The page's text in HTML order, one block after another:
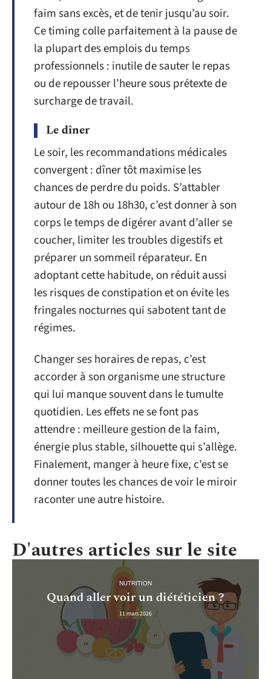
faim sans excès, et de tenir jusqu’au soir.
Ce timing colle parfaitement à la pause de
la plupart des emplois du temps
professionnels : inutile de sauter le repas
ou de repousser l’heure sous prétexte de
surcharge de travail.
Le dîner
Le soir, les recommandations médicales
convergent : dîner tôt maximise les
chances de perdre du poids. S’attabler
autour de 18h ou 18h30, c’est donner à son
corps le temps de digérer avant d’aller se
coucher, limiter les troubles digestifs et
préparer un sommeil réparateur. En
adoptant cette habitude, on réduit aussi
les risques de constipation et on évite les
fringales nocturnes qui sabotent tant de
régimes.
Changer ses horaires de repas, c’est
accorder à son organisme une structure
qui lui manque souvent dans le tumulte
quotidien. Les effets ne se font pas
attendre : meilleure gestion de la faim,
énergie plus stable, silhouette qui s’allège.
Finalement, manger à heure fixe, c’est se
donner toutes les chances de voir le miroir
raconter une autre histoire.
D'autres articles sur le site
NUTRITION
Quand aller voir un diététicien ?
11 mars 2026